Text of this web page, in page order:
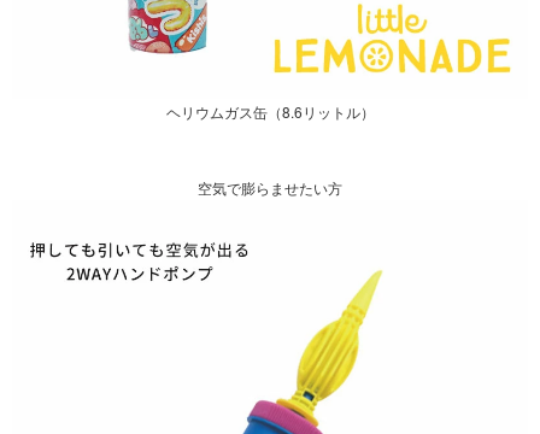
ヘリウムガス缶（8.6リットル）
空気で膨らませたい方